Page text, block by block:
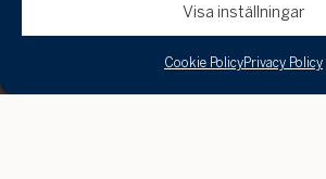
Visa inställningar
Cookie PolicyPrivacy Policy